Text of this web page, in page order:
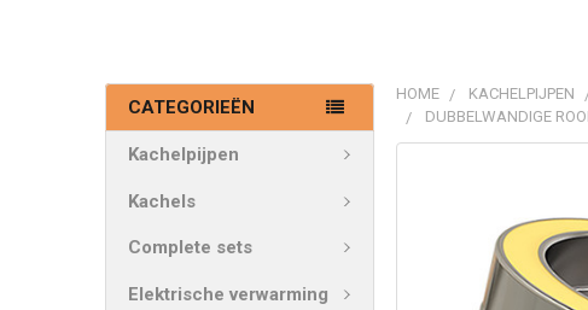
CATEGORIEËN
Kachelpijpen
Kachels
Complete sets
Elektrische verwarming
HOME KACHELPIJPEN
DUBBELWANDIGE
SELECTEER
ALLES